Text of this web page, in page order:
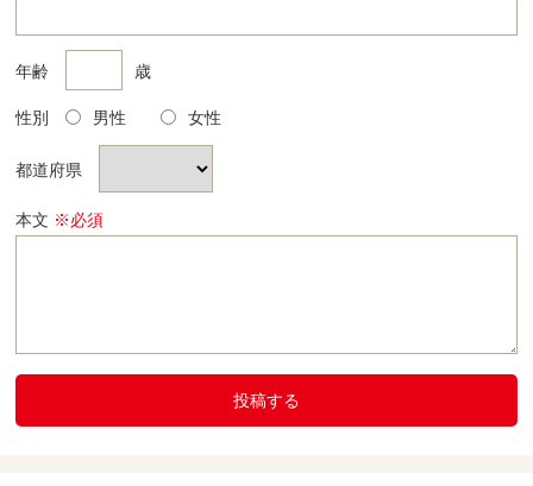
年齢 歳
性別 男性 女性
都道府県
本文 ※必須
投稿する